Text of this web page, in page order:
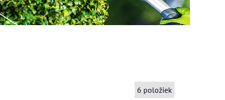
6 položiek